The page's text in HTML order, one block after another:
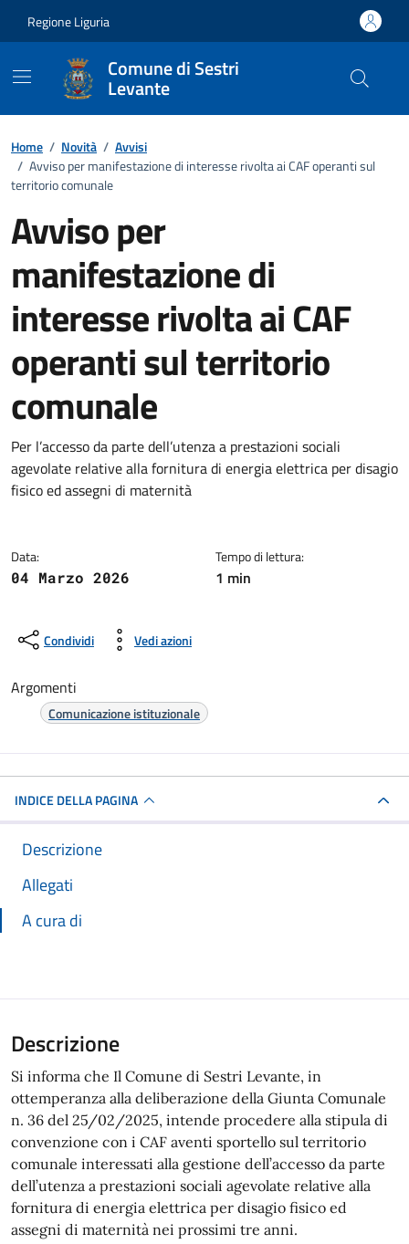
Regione Liguria
Comune di Sestri
Levante
Home / Novità / Avvisi
/ Avviso per manifestazione di interesse rivolta ai CAF operanti sul
territorio comunale
Avviso per
manifestazione di
interesse rivolta ai CAF
operanti sul territorio
comunale
Dettagli della notizia
Per l’accesso da parte dell’utenza a prestazioni sociali
agevolate relative alla fornitura di energia elettrica per disagio
fisico ed assegni di maternità
Data:
04 Marzo 2026
Tempo di lettura:
1 min
Condividi Vedi azioni
Argomenti
Comunicazione istituzionale
INDICE DELLA PAGINA
Descrizione
Allegati
A cura di
Descrizione
Si informa che Il Comune di Sestri Levante, in
ottemperanza alla deliberazione della Giunta Comunale
n. 36 del 25/02/2025, intende procedere alla stipula di
convenzione con i CAF aventi sportello sul territorio
comunale interessati alla gestione dell’accesso da parte
dell’utenza a prestazioni sociali agevolate relative alla
fornitura di energia elettrica per disagio fisico ed
assegni di maternità nei prossimi tre anni.